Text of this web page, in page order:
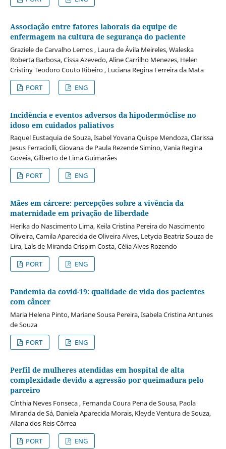
Associação entre fatores laborais da equipe de
enfermagem na cultura de segurança do paciente
Graziele de Carvalho Lemos , Laura de Ávila Meireles, Waleska
Roberta Barbosa, Cissa Azevedo, Aline Carrilho Menezes, Helen
Cristiny Teodoro Couto Ribeiro , Luciana Regina Ferreira da Mata
PORT
ENG
Incidência e eventos adversos da hipodermóclise no
idoso em cuidados paliativos
Raquel Eustaquia de Souza, Isabel Yovana Quispe Mendoza, Clarissa
Jesus Ferraciolli, Giovana de Paula Rezende Simino, Vania Regina
Goveia, Gilberto de Lima Guimarães
PORT
ENG
Mães em cárcere: percepções sobre a vivência da
maternidade em privação de liberdade
Herika do Nascimento Lima, Keila Cristina Pereira do Nascimento
Oliveira, Camila Aparecida de Oliveira Alves, Letycia Beatriz Souza de
Lira, Laís de Miranda Crispim Costa, Célia Alves Rozendo
PORT
ENG
Pandemia da covid-19: qualidade de vida dos pacientes
com câncer
Maria Helena Pinto, Mariane Sousa Pereira, Isabela Cristina Antunes
de Souza
PORT
ENG
Perfil de mulheres atendidas em hospital de alta
complexidade devido a agressão por queimadura pelo
parceiro
Cínthia Neves Fonseca , Fernanda Coura Pena de Sousa, Paola
Miranda de Sá, Daniela Aparecida Morais, Kleyde Ventura de Souza,
Allana dos Reis Côrrea
PORT
ENG